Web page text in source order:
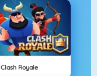
Clash Royale